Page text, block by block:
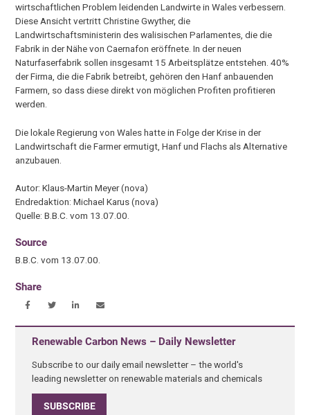
wirtschaftlichen Problem leidenden Landwirte in Wales verbessern.
Diese Ansicht vertritt Christine Gwyther, die
Landwirtschaftsministerin des walisischen Parlamentes, die die
Fabrik in der Nähe von Caernafon eröffnete. In der neuen
Naturfaserfabrik sollen insgesamt 15 Arbeitsplätze entstehen. 40%
der Firma, die die Fabrik betreibt, gehören den Hanf anbauenden
Farmern, so dass diese direkt von möglichen Profiten profitieren
werden.
Die lokale Regierung von Wales hatte in Folge der Krise in der
Landwirtschaft die Farmer ermutigt, Hanf und Flachs als Alternative
anzubauen.
Autor: Klaus-Martin Meyer (nova)
Endredaktion: Michael Karus (nova)
Quelle: B.B.C. vom 13.07.00.
Source
B.B.C. vom 13.07.00.
Share
Renewable Carbon News – Daily Newsletter
Subscribe to our daily email newsletter – the world's
leading newsletter on renewable materials and chemicals
SUBSCRIBE